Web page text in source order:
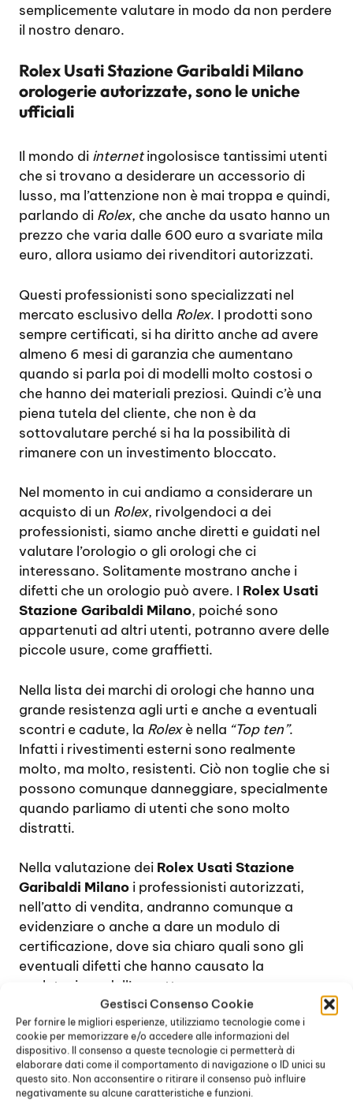
Gestisci Consenso Cookie
Per fornire le migliori esperienze, utilizziamo tecnologie come i
cookie per memorizzare e/o accedere alle informazioni del
dispositivo. Il consenso a queste tecnologie ci permetterà di
elaborare dati come il comportamento di navigazione o ID unici su
questo sito. Non acconsentire o ritirare il consenso può influire
negativamente su alcune caratteristiche e funzioni.
semplicemente valutare in modo da non perdere
il nostro denaro.
Rolex Usati Stazione Garibaldi Milano
orologerie autorizzate, sono le uniche
ufficiali
Il mondo di internetingolosisce tantissimi utenti
che si trovano a desiderare un accessorio di
lusso, ma l’attenzione non è mai troppa e quindi,
parlando di Rolex, che anche da usato hanno un
prezzo che varia dalle 600 euro a svariate mila
euro, allora usiamo dei rivenditori autorizzati.
Questi professionisti sono specializzati nel
mercato esclusivo della Rolex. I prodotti sono
sempre certificati, si ha diritto anche ad avere
almeno 6 mesi di garanzia che aumentano
quando si parla poi di modelli molto costosi o
che hanno dei materiali preziosi. Quindi c’è una
piena tutela del cliente, che non è da
sottovalutare perché si ha la possibilità di
rimanere con un investimento bloccato.
Nel momento in cui andiamo a considerare un
acquisto di un Rolex, rivolgendoci a dei
professionisti, siamo anche diretti e guidati nel
valutare l’orologio o gli orologi che ci
interessano. Solitamente mostrano anche i
difetti che un orologio può avere. I Rolex Usati
Stazione Garibaldi Milano, poiché sono
appartenuti ad altri utenti, potranno avere delle
piccole usure, come graffietti.
Nella lista dei marchi di orologi che hanno una
grande resistenza agli urti e anche a eventuali
scontri e cadute, la Rolexè nella “Top ten”.
Infatti i rivestimenti esterni sono realmente
molto, ma molto, resistenti. Ciò non toglie che si
possono comunque danneggiare, specialmente
quando parliamo di utenti che sono molto
distratti.
Nella valutazione dei Rolex Usati Stazione
Garibaldi Milano i professionisti autorizzati,
nell’atto di vendita, andranno comunque a
evidenziare o anche a dare un modulo di
certificazione, dove sia chiaro quali sono gli
eventuali difetti che hanno causato la
svalutazione dell’oggetto.
UnRolexche costa sulle 1000 euro, una volta
che è usato, dopo un paio di anni, potrebbe
avere un valore sulle 800 euro. Se ci sono segni
e usure evidenti si deve diminuire di almeno il